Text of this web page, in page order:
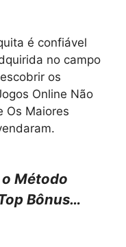
é confiável
no campo
os
Online Não
Os Maiores
Método
Bônus…